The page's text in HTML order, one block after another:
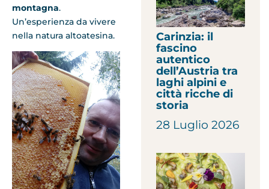
montagna.
Un’esperienza da vivere
nella natura altoatesina.
Carinzia: il
fascino
autentico
dell’Austria tra
laghi alpini e
città ricche di
storia
28 Luglio 2026